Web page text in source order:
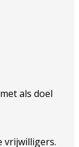
als doel
vrijwilligers.